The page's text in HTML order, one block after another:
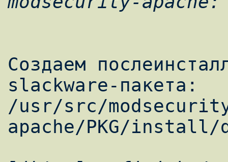
Создаем
slackware-пакета:
/usr/src/